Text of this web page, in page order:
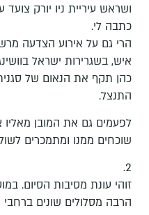
ושראש עיריית ניו יורק
כתבה לי.
הרי גם על אירוע הצדעה
איש, בשגרירות ישראל
כהן תקף את הנאום של
התנצל.
לפעמים גם את המובן מאליו
שוכחים ממנו ומתמכרים
2.
זוהי עונת מסיבות הסיום.
הרבה מסלולים שונים